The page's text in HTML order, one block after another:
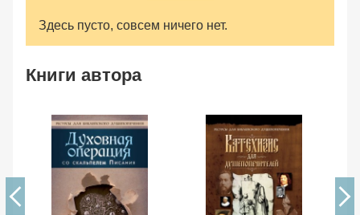
Здесь пусто, совсем ничего нет.
Книги автора